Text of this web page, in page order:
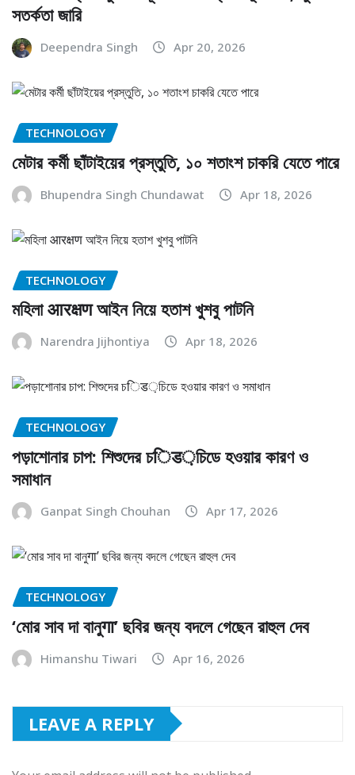
সতর্কতা জারি
Deependra Singh Apr 20, 2026
TECHNOLOGY
মেটার কর্মী ছাঁটাইয়ের প্রস্তুতি, ১০ শতাংশ চাকরি যেতে পারে
Bhupendra Singh Chundawat Apr 18, 2026
TECHNOLOGY
মহিলা आरक्षण আইন নিয়ে হতাশ খুশবু পাটনি
Narendra Jijhontiya Apr 18, 2026
TECHNOLOGY
পড়াশোনার চাপ: শিশুদের চिड়চিডে হওয়ার কারণ ও
সমাধান
Ganpat Singh Chouhan Apr 17, 2026
TECHNOLOGY
‘মোর সাব দা বানুगा’ ছবির জন্য বদলে গেছেন রাহুল দেব
Himanshu Tiwari Apr 16, 2026
LEAVE A REPLY